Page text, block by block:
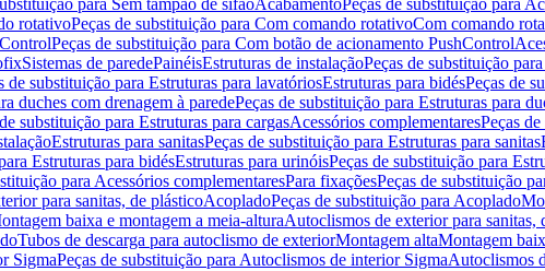
para Sem tampão de sifãoAcabamentoPeças de substituição para
rotativoPeças de substituição para Com comando rotativoCom comando
Peças de substituição para Com botão de acionamento PushControl
Sistemas de paredePainéisEstruturas de instalaçãoPeças de substituição
de substituição para Estruturas para lavatóriosEstruturas para bidésPeças de
duches com drenagem à paredePeças de substituição para Estruturas para
substituição para Estruturas para cargasAcessórios complementaresPeças
Estruturas para sanitasPeças de substituição para Estruturas para sanitas
Estruturas para bidésEstruturas para urinóisPeças de substituição para
para Acessórios complementaresPara fixaçõesPeças de substituição
para sanitas, de plásticoAcopladoPeças de substituição para Acoplado
baixa e montagem a meia-alturaAutoclismos de exterior para sanitas,
Tubos de descarga para autoclismo de exteriorMontagem altaMontagem
SigmaPeças de substituição para Autoclismos de interior SigmaAutoclismos